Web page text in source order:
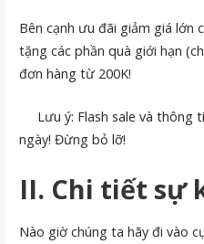
Bên cạnh ưu đãi giảm giá lớn
tặng các phần quà giới hạn
đơn hàng từ 200K!
Lưu ý: Flash sale và thông
ngày! Đừng bỏ lỡ!
II. Chi tiết sự
Nào giờ chúng ta hãy đi vào